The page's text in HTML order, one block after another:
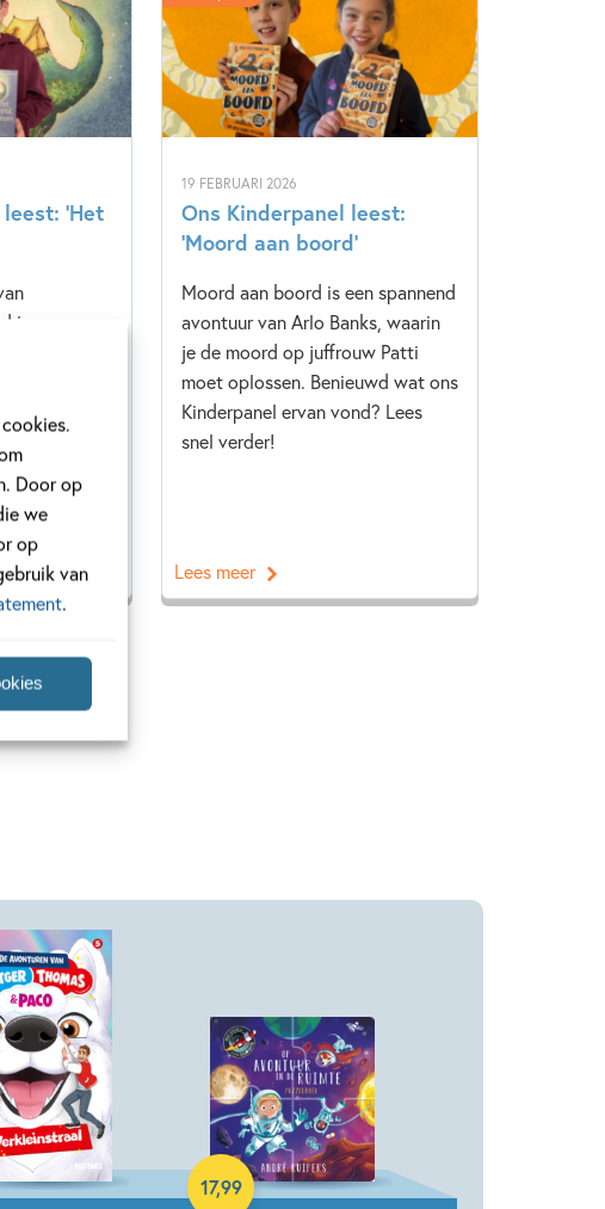
Door op
we
op
van
.
‘Het
is een
wat ons
Lees
19 FEBRUARI 2026
Ons Kinderpanel leest:
‘Moord aan boord’
Moord aan boord is een spannend
avontuur van Arlo Banks, waarin
je de moord op juffrouw Patti
moet oplossen. Benieuwd wat ons
Kinderpanel ervan vond? Lees
snel verder!
Lees meer
17,99
Hardcover